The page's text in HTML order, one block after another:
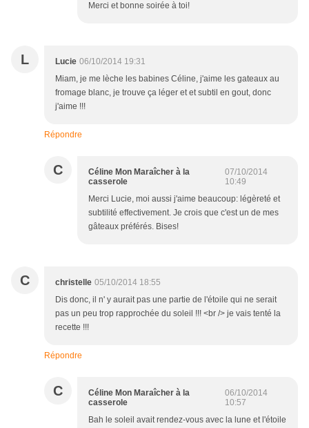
Merci et bonne soirée à toi!
L Lucie 06/10/2014 19:31
Miam, je me lèche les babines Céline, j'aime les gateaux au
fromage blanc, je trouve ça léger et et subtil en gout, donc
j'aime !!!
Répondre
C
Céline Mon Maraîcher à la
casserole
07/10/2014
10:49
Merci Lucie, moi aussi j'aime beaucoup: légèreté et
subtilité effectivement. Je crois que c'est un de mes
gâteaux préférés. Bises!
C christelle 05/10/2014 18:55
Dis donc, il n' y aurait pas une partie de l'étoile qui ne serait
pas un peu trop rapprochée du soleil !!! <br /> je vais tenté la
recette !!!
Répondre
C
Céline Mon Maraîcher à la
casserole
06/10/2014
10:57
Bah le soleil avait rendez-vous avec la lune et l'étoile